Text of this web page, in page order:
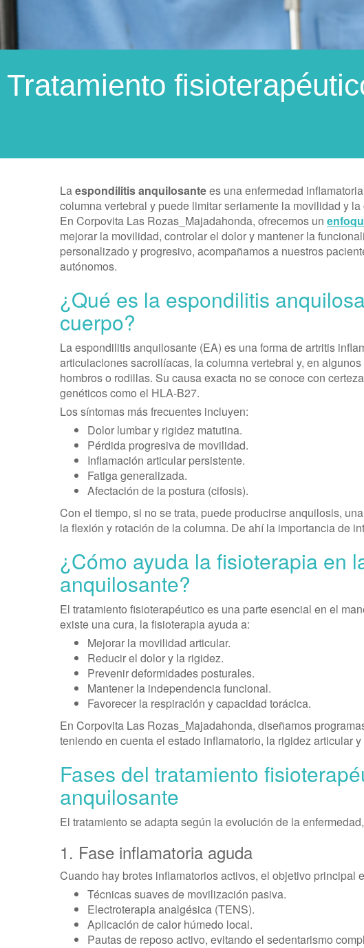
Tratamiento
Laespondilitis anquilosantees una enfermedad
columna vertebral y puede limitar seriamente la movilidad y
En Corpovita Las Rozas_Majadahonda, ofrecemos un
mejorar la movilidad, controlar el dolor y mantener la
personalizado y progresivo, acompañamos a nuestros
autónomos.
¿Qué es la espondilitis
cuerpo?
La espondilitis anquilosante (EA) es una forma de artritis
articulaciones sacroilíacas, la columna vertebral y, en
hombros o rodillas. Su causa exacta no se conoce con
genéticos como el HLA-B27.
Los síntomas más frecuentes incluyen:
Dolor lumbar y rigidez matutina.
Pérdida progresiva de movilidad.
Inflamación articular persistente.
Fatiga generalizada.
Afectación de la postura (cifosis).
Con el tiempo, si no se trata, puede producirse anquilosis,
la flexión y rotación de la columna. De ahí la importancia de
¿Cómo ayuda la fisioterapia en
anquilosante?
El tratamiento fisioterapéutico es una parte esencial en el
existe una cura, la fisioterapia ayuda a:
Mejorar la movilidad articular.
Reducir el dolor y la rigidez.
Prevenir deformidades posturales.
Mantener la independencia funcional.
Favorecer la respiración y capacidad torácica.
En Corpovita Las Rozas_Majadahonda, diseñamos
teniendo en cuenta el estado inflamatorio, la rigidez articular
Fases del tratamiento
anquilosante
El tratamiento se adapta según la evolución de la
1. Fase inflamatoria aguda
Cuando hay brotes inflamatorios activos, el objetivo principal
Técnicas suaves de movilización pasiva.
Electroterapia analgésica (TENS).
Aplicación de calor húmedo local.
Pautas de reposo activo, evitando el sedentarismo